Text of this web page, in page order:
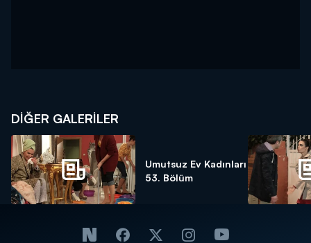
DİĞER GALERİLER
Umutsuz Ev Kadınları
53. Bölüm